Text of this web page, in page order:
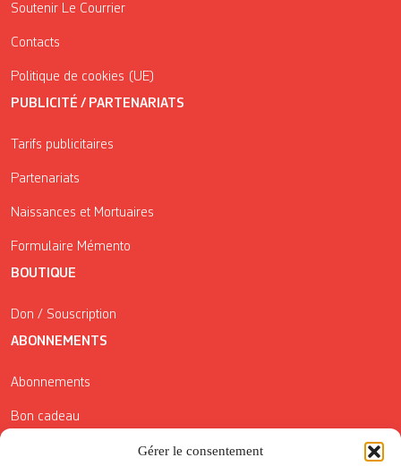
Gérer le consentement
Soutenir Le Courrier
Contacts
Politique de cookies (UE)
PUBLICITÉ / PARTENARIATS
Tarifs publicitaires
Partenariats
Naissances et Mortuaires
Formulaire Mémento
BOUTIQUE
Don / Souscription
ABONNEMENTS
Abonnements
Bon cadeau
Conditions générales de vente